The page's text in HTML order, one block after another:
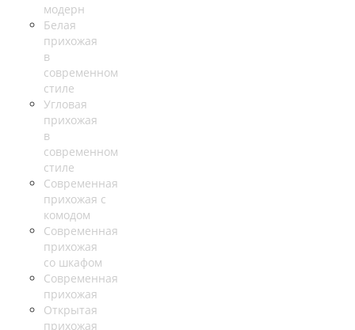
модерн
Белая
прихожая
в
современном
стиле
Угловая
прихожая
в
современном
стиле
Современная
прихожая с
комодом
Современная
прихожая
со шкафом
Современная
прихожая
Открытая
прихожая